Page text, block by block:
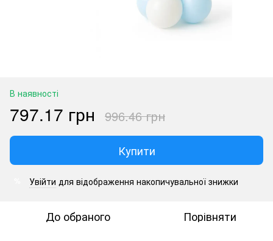
В наявності
797.17 грн 996.46 грн
Купити
Увійти для відображення накопичувальної знижки
До обраного Порівняти